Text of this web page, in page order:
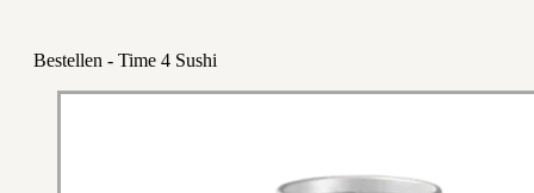
Bestellen - Time 4 Sushi